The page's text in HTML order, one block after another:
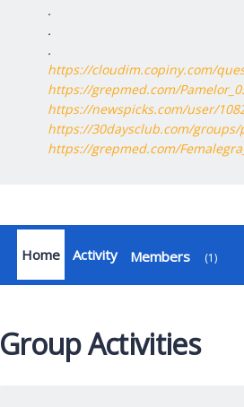
.
.
.
https://cloudim.copiny.com/
https://grepmed.com/
https://newspicks.com/user/
https://30daysclub.com/
https://grepmed.com/
Home Activity Members 1
Group Activities